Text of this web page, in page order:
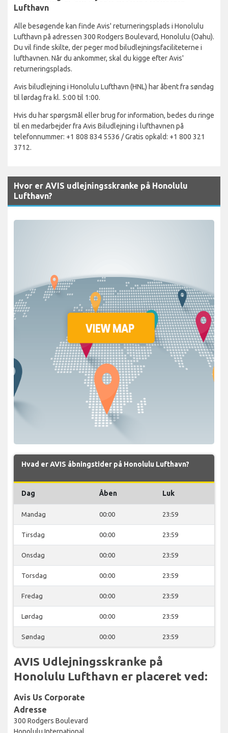
Lufthavn
Alle besøgende kan finde Avis' returneringsplads i Honolulu
Lufthavn på adressen 300 Rodgers Boulevard, Honolulu (Oahu).
Du vil finde skilte, der peger mod biludlejningsfaciliteterne i
lufthavnen. Når du ankommer, skal du kigge efter Avis'
returneringsplads.
Avis biludlejning i Honolulu Lufthavn (HNL) har åbent fra søndag
til lørdag fra kl. 5:00 til 1:00.
Hvis du har spørgsmål eller brug for information, bedes du ringe
til en medarbejder fra Avis Biludlejning i lufthavnen på
telefonnummer: +1 808 834 5536 / Gratis opkald: +1 800 321
3712.
Hvor er AVIS udlejningsskranke på Honolulu
Lufthavn?
Hvad er AVIS åbningstider på Honolulu Lufthavn?
Dag Åben Luk
Mandag 00:00 23:59
Tirsdag 00:00 23:59
Onsdag 00:00 23:59
Torsdag 00:00 23:59
Fredag 00:00 23:59
Lørdag 00:00 23:59
Søndag 00:00 23:59
AVIS Udlejningsskranke på
Honolulu Lufthavn er placeret ved:
Avis Us Corporate
Adresse
300 Rodgers Boulevard
Honolulu International